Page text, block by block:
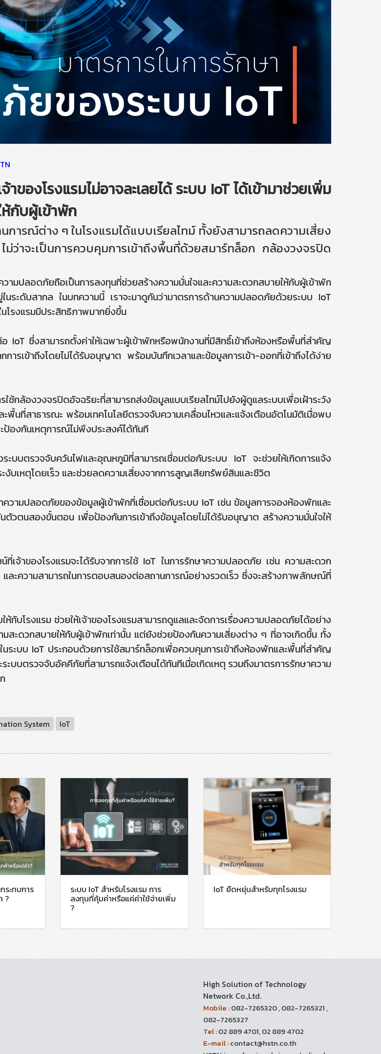
โรงแรมไม่อาจละเลยได้ ระบบ IoT ได้เข้ามาช่วยเพิ่ม
กับผู้เข้าพัก
ารณ์ต่าง ๆ ในโรงแรมได้แบบเรียลไทม์ ทั้งยังสามารถลดความเสี่ยง
ว่าจะเป็นการควบคุมการเข้าถึงพื้นที่ด้วยสมาร์ทล็อก กล้องวงจรปิด
ปลอดภัยถือเป็นการลงทุนที่ช่วยสร้างความมั่นใจและความสะดวกสบายให้กับผู้เข้าพัก
ระดับสากล ในบทความนี้ เราจะมาดูกันว่ามาตรการด้านความปลอดภัยด้วยระบบ IoT
โรงแรมมีประสิทธิภาพมากยิ่งขึ้น
อ IoT ซึ่งสามารถตั้งค่าให้เฉพาะผู้เข้าพักหรือพนักงานที่มีสิทธิ์เข้าถึงห้องหรือพื้นที่สำคัญ
ข้าถึงโดยไม่ได้รับอนุญาต พร้อมบันทึกเวลาและข้อมูลการเข้า-ออกที่เข้าถึงได้ง่าย
ใช้กล้องวงจรปิดอัจฉริยะที่สามารถส่งข้อมูลแบบเรียลไทม์ไปยังผู้ดูแลระบบเพื่อเฝ้าระวัง
นที่สาธารณะ พร้อมเทคโนโลยีตรวจจับความเคลื่อนไหวและแจ้งเตือนอัตโนมัติเมื่อพบ
ป้องกันเหตุการณ์ไม่พึงประสงค์ได้ทันที
ะบบตรวจจับควันไฟและอุณหภูมิที่สามารถเชื่อมต่อกับระบบ IoT จะช่วยให้เกิดการแจ้ง
บเหตุโดยเร็ว และช่วยลดความเสี่ยงจากการสูญเสียทรัพย์สินและชีวิต
ความปลอดภัยของข้อมูลผู้เข้าพักที่เชื่อมต่อกับระบบ IoT เช่น ข้อมูลการจองห้องพักและ
ตัวตนสองขั้นตอน เพื่อป้องกันการเข้าถึงข้อมูลโดยไม่ได้รับอนุญาต สร้างความมั่นใจให้
น์ที่เจ้าของโรงแรมจะได้รับจากการใช้ IoT ในการรักษาความปลอดภัย เช่น ความสะดวก
ละความสามารถในการตอบสนองต่อสถานการณ์อย่างรวดเร็ว ซึ่งจะสร้างภาพลักษณ์ที่
โรงแรม ช่วยให้เจ้าของโรงแรมสามารถดูแลและจัดการเรื่องความปลอดภัยได้อย่าง
สะดวกสบายให้กับผู้เข้าพักเท่านั้น แต่ยังช่วยป้องกันความเสี่ยงต่าง ๆ ที่อาจเกิดขึ้น ทั้ง
ะบบ IoT ประกอบด้วยการใช้สมาร์ทล็อกเพื่อควบคุมการเข้าถึงห้องพักและพื้นที่สำคัญ
บบตรวจจับอัคคีภัยที่สามารถแจ้งเตือนได้ทันทีเมื่อเกิดเหตุ รวมถึงมาตรการรักษาความ
System IoT
ระทบการ
?
ระบบ IoT สำหรับโรงแรม การ
ลงทุนที่คุ้มค่าหรือแค่ค่าใช้จ่ายเพิ่ม
?
IoT ยืดหยุ่นสำหรับทุกโรงแรม
High Solution of Technology
Network Co.,Ltd.
Mobile :082-7265320 , 082-7265321 ,
082-7265327
Tel :02 889 4701, 02 889 4702
E-mail :contact@hstn.co.th